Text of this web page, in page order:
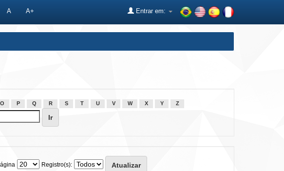
A A+ Entrar em:
O P Q R S T U V W X Y Z
Registro(s):